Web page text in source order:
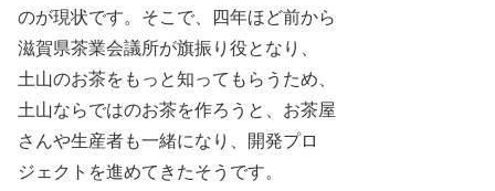
のが現状です。そこで、四年ほど前から
滋賀県茶業会議所が旗振り役となり、
土山のお茶をもっと知ってもらうため、
土山ならではのお茶を作ろうと、お茶屋
さんや生産者も一緒になり、開発プロ
ジェクトを進めてきたそうです。